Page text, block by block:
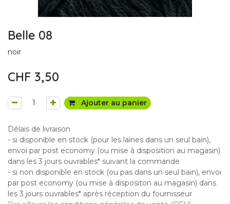
Belle 08
noir
CHF 3,50
Ajouter au panier
Délais de livraison
- si disponible en stock (pour les laines dans un seul bain),
envoi par post economy (ou mise à disposition au magasin)
dans les 3 jours ouvrables* suivant la commande
- si non disponible en stock (ou pas dans un seul bain), envoi
par post economy (ou mise à dispositon au magasin) dans
les 3 jours ouvrables* après réception du fournisseur